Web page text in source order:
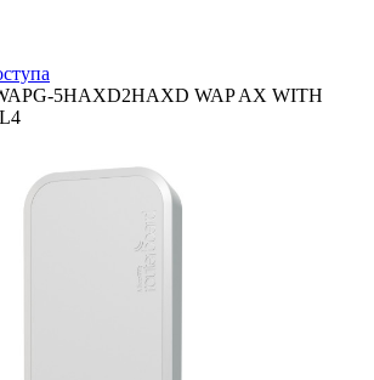
5HAXD2HAXD WAP AX WITH